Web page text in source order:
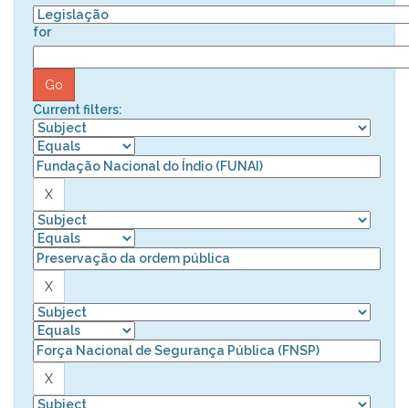
for
Current filters: